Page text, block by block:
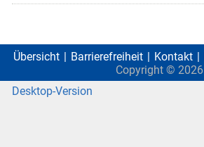
Übersicht Barrierefreiheit Kontakt
Copyright © 2026
Desktop-Version